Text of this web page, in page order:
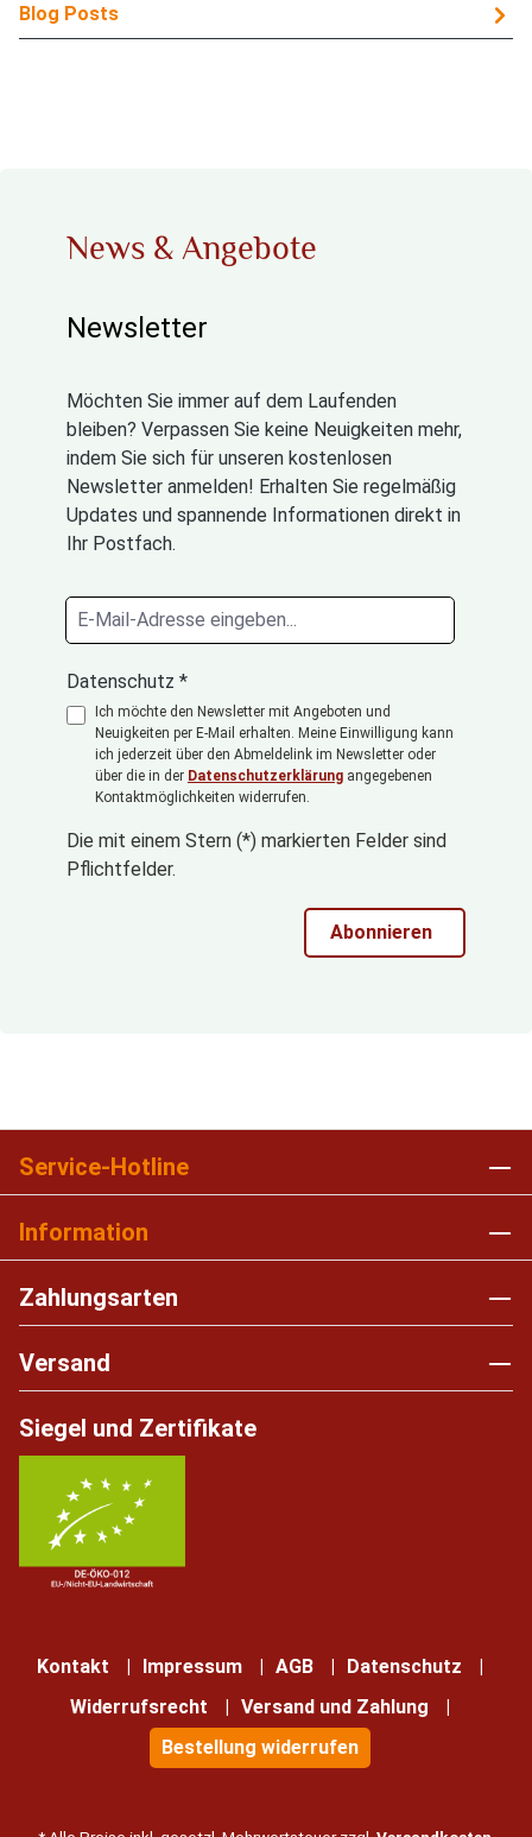
Blog Posts
News & Angebote
Newsletter
Möchten Sie immer auf dem Laufenden
bleiben? Verpassen Sie keine Neuigkeiten mehr,
indem Sie sich für unseren kostenlosen
Newsletter anmelden! Erhalten Sie regelmäßig
Updates und spannende Informationen direkt in
Ihr Postfach.
Datenschutz *
Ich möchte den Newsletter mit Angeboten und
Neuigkeiten per E-Mail erhalten. Meine Einwilligung kann
ich jederzeit über den Abmeldelink im Newsletter oder
über die in der Datenschutzerklärung angegebenen
Kontaktmöglichkeiten widerrufen.
Die mit einem Stern (*) markierten Felder sind
Pflichtfelder.
Abonnieren
Service-Hotline
Information
Zahlungsarten
Versand
Siegel und Zertifikate
Kontakt Impressum AGB
Datenschutz
Widerrufsrecht
Versand und Zahlung
Bestellung widerrufen